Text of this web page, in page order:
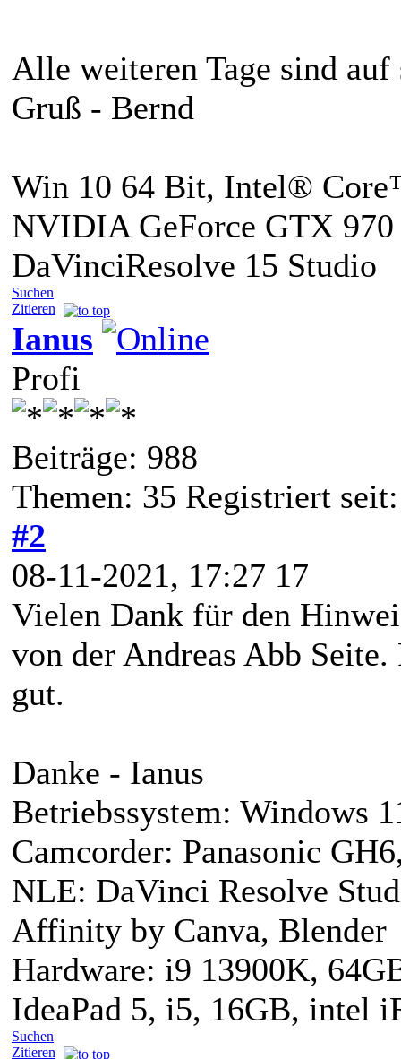
Alle weiteren Tage sind
Gruß - Bernd
Win 10 64 Bit, Intel®
NVIDIA GeForce GTX 970
DaVinciResolve 15 Studio
Suchen
Zitieren
Ianus
Profi
Beiträge: 988
Themen: 35 Registriert
#2
08-11-2021, 17:27 17
Vielen Dank für den
von der Andreas Abb
gut.
Danke - Ianus
Betriebssystem: Windows
Camcorder: Panasonic
NLE: DaVinci Resolve
Affinity by Canva, Blender
Hardware: i9 13900K,
IdeaPad 5, i5, 16GB, intel
Suchen
Zitieren